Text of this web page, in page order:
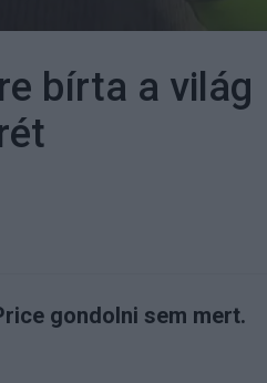
bírta a világ
gondolni sem mert.